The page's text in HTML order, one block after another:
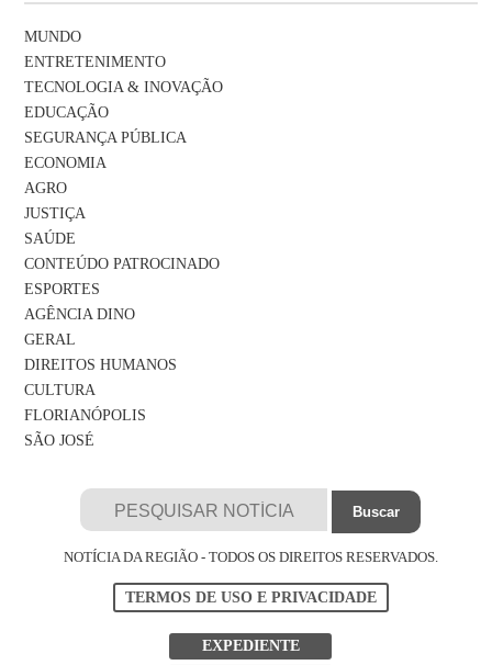
MUNDO
ENTRETENIMENTO
TECNOLOGIA & INOVAÇÃO
EDUCAÇÃO
SEGURANÇA PÚBLICA
ECONOMIA
AGRO
JUSTIÇA
SAÚDE
CONTEÚDO PATROCINADO
ESPORTES
AGÊNCIA DINO
GERAL
DIREITOS HUMANOS
CULTURA
FLORIANÓPOLIS
SÃO JOSÉ
NOTÍCIA DA REGIÃO - TODOS OS DIREITOS RESERVADOS.
TERMOS DE USO E PRIVACIDADE
EXPEDIENTE